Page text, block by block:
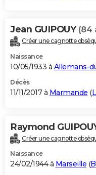
Jean GUIPOUY (84
Créer une cagnotte
Naissance
10/05/1933 à Allemans-
Décès
11/11/2017 à Marmande (
Raymond
Créer une cagnotte
Naissance
24/02/1944 à Marseille (